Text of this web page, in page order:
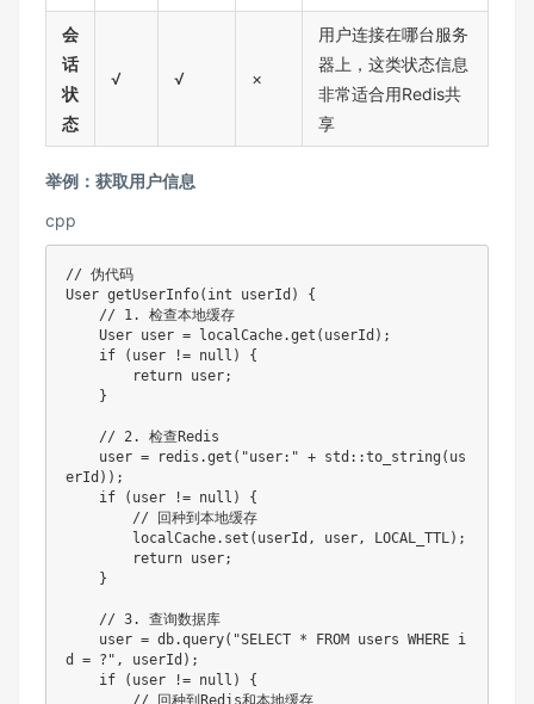
会
话
状
态
√ √ ×
用户连接在哪台服务
器上，这类状态信息
非常适合用Redis共
享
举例：获取用户信息
cpp
// 伪代码
User getUserInfo(int userId) {
erId));
d = ?", userId);